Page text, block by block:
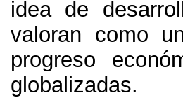
idea de
valoran como
progreso
globalizadas.